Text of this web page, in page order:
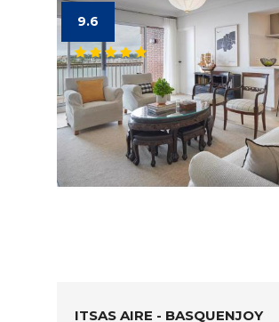
9.6
ITSAS AIRE - BASQUENJOY